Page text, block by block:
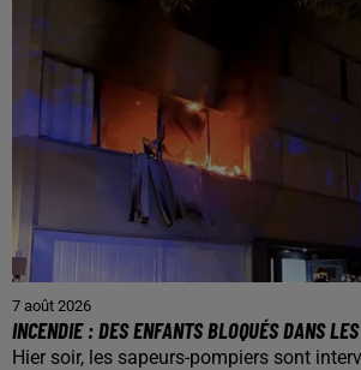
7 août 2026
INCENDIE : DES ENFANTS BLOQUÉS DANS
Hier soir, les sapeurs-pompiers sont